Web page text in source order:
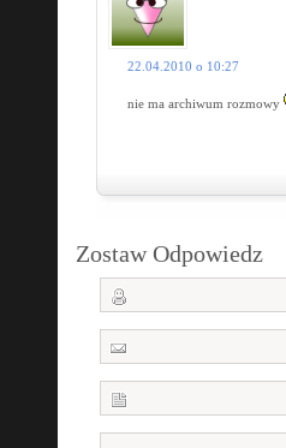
22.04.2010 o 10:27
nie ma archiwum rozmowy
Zostaw Odpowiedz